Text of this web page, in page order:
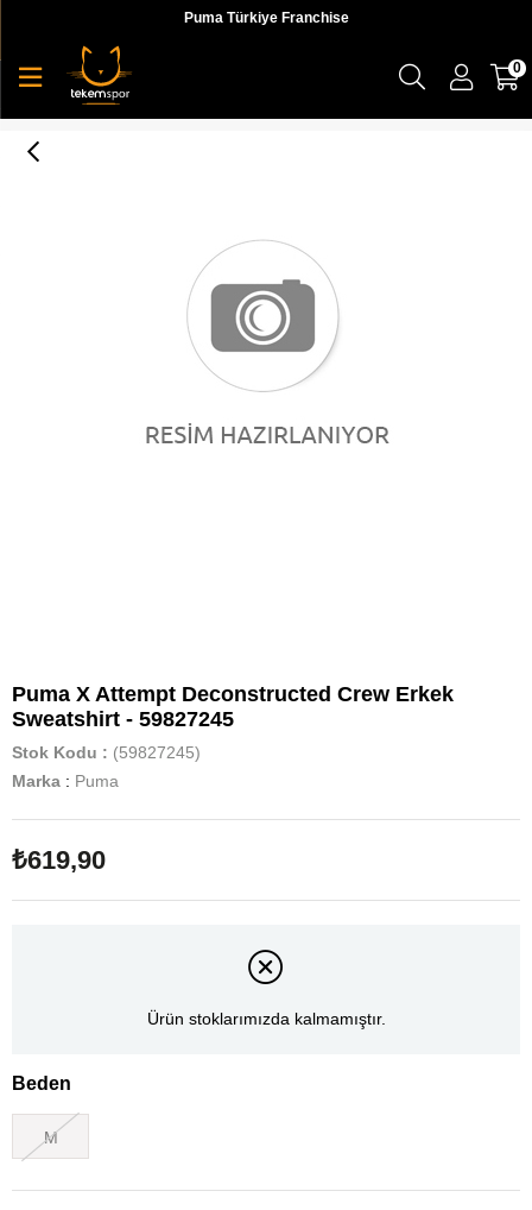
Puma Türkiye Franchise
0
Puma X Attempt Deconstructed Crew Erkek
Sweatshirt - 59827245
Stok Kodu
(59827245)
Marka : Puma
₺619,90
Ürün stoklarımızda kalmamıştır.
Beden
M